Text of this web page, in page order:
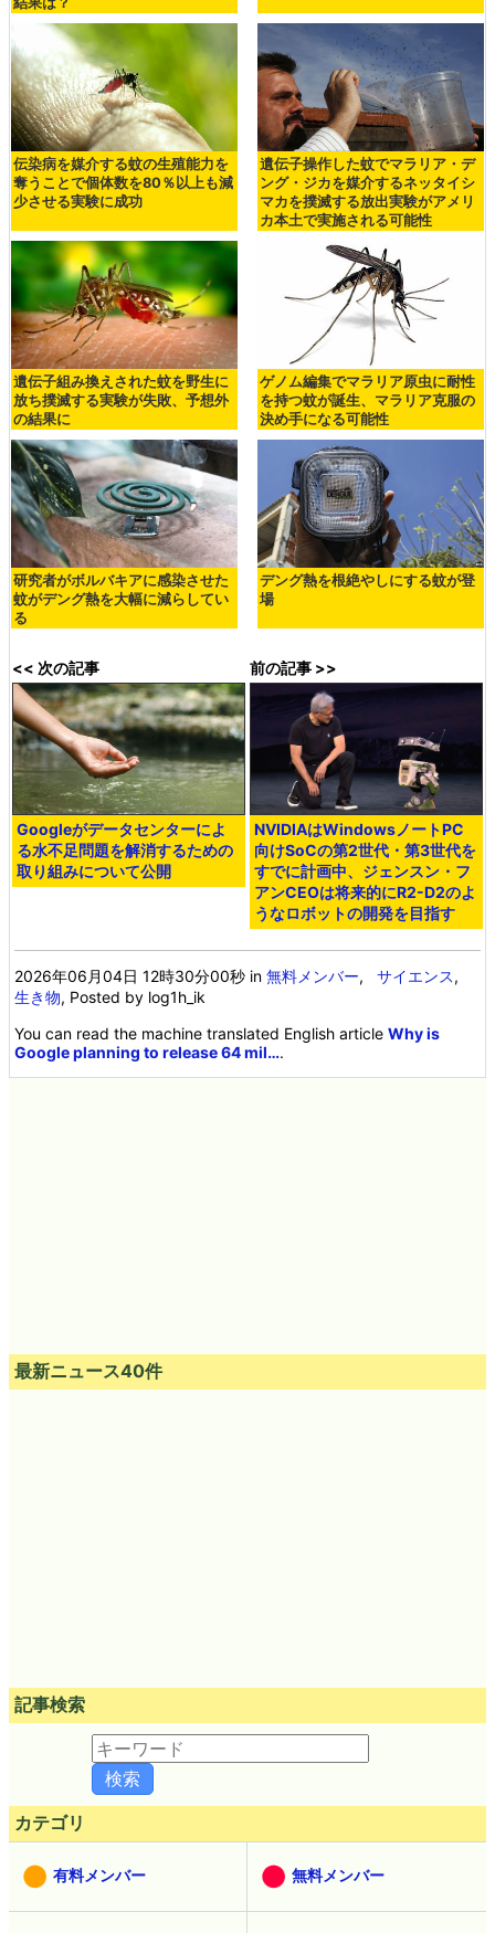
伝染病を媒介する蚊の生殖能力を
奪うことで個体数を80％以上も減
少させる実験に成功
遺伝子操作した蚊でマラリア・デ
ング・ジカを媒介するネッタイシ
マカを撲滅する放出実験がアメリ
カ本土で実施される可能性
遺伝子組み換えされた蚊を野生に
放ち撲滅する実験が失敗、予想外
の結果に
ゲノム編集でマラリア原虫に耐性
を持つ蚊が誕生、マラリア克服の
決め手になる可能性
研究者がボルバキアに感染させた
蚊がデング熱を大幅に減らしてい
る
デング熱を根絶やしにする蚊が登
場
<< 次の記事
Googleがデータセンターによ
る水不足問題を解消するための
取り組みについて公開
前の記事 >>
NVIDIAはWindowsノートPC
向けSoCの第2世代・第3世代を
すでに計画中、ジェンスン・フ
アンCEOは将来的にR2-D2のよ
うなロボットの開発を目指す
2026年06月04日 12時30分00秒 in無料メンバー,サイエンス,
生き物, Posted by log1h_ik
You can read the machine translated English articleWhy is
Google planning to release 64 mil….
最新ニュース40件
記事検索
カテゴリ
有料メンバー 無料メンバー